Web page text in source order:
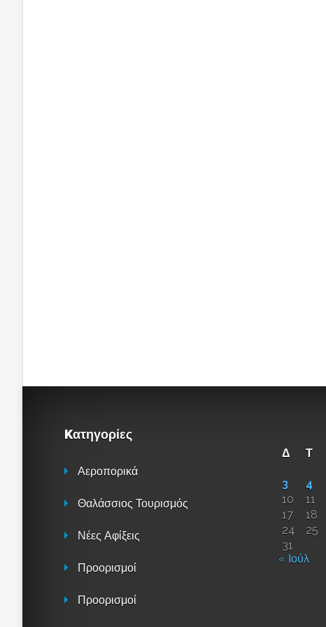
Kατηγορίες
Αεροπορικά
Θαλάσσιος Τουρισμός
Νέες Αφίξεις
Προορισμοί
Προορισμοί
Δ Τ
3
4
10
11
17
18
24
25
31
« Ιούλ